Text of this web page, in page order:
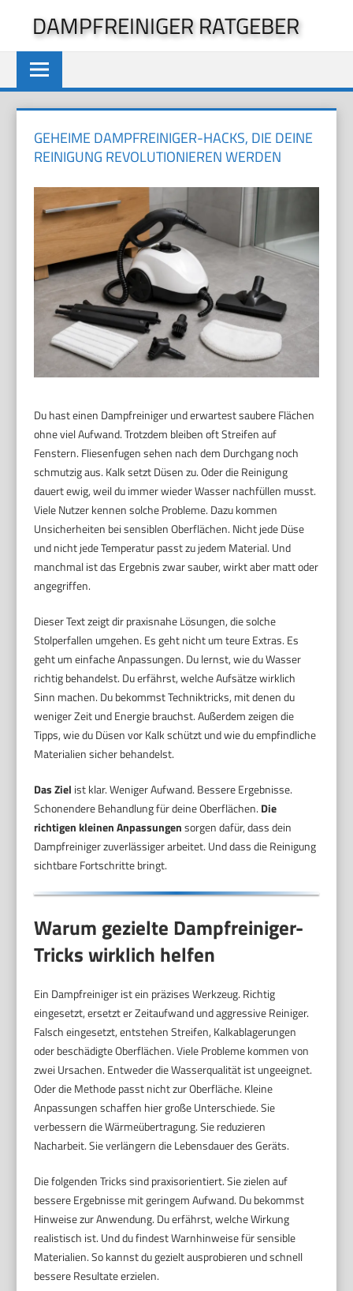
springen
DAMPFREINIGER RATGEBER
GEHEIME DAMPFREINIGER-HACKS, DIE DEINE
REINIGUNG REVOLUTIONIEREN WERDEN
Du hast einen Dampfreiniger und erwartest saubere Flächen
ohne viel Aufwand. Trotzdem bleiben oft Streifen auf
Fenstern. Fliesenfugen sehen nach dem Durchgang noch
schmutzig aus. Kalk setzt Düsen zu. Oder die Reinigung
dauert ewig, weil du immer wieder Wasser nachfüllen musst.
Viele Nutzer kennen solche Probleme. Dazu kommen
Unsicherheiten bei sensiblen Oberflächen. Nicht jede Düse
und nicht jede Temperatur passt zu jedem Material. Und
manchmal ist das Ergebnis zwar sauber, wirkt aber matt oder
angegriffen.
Dieser Text zeigt dir praxisnahe Lösungen, die solche
Stolperfallen umgehen. Es geht nicht um teure Extras. Es
geht um einfache Anpassungen. Du lernst, wie du Wasser
richtig behandelst. Du erfährst, welche Aufsätze wirklich
Sinn machen. Du bekommst Techniktricks, mit denen du
weniger Zeit und Energie brauchst. Außerdem zeigen die
Tipps, wie du Düsen vor Kalk schützt und wie du empfindliche
Materialien sicher behandelst.
Das Ziel ist klar. Weniger Aufwand. Bessere Ergebnisse.
Schonendere Behandlung für deine Oberflächen. Die
richtigen kleinen Anpassungensorgen dafür, dass dein
Dampfreiniger zuverlässiger arbeitet. Und dass die Reinigung
sichtbare Fortschritte bringt.
Warum gezielte Dampfreiniger-
Tricks wirklich helfen
Ein Dampfreiniger ist ein präzises Werkzeug. Richtig
eingesetzt, ersetzt er Zeitaufwand und aggressive Reiniger.
Falsch eingesetzt, entstehen Streifen, Kalkablagerungen
oder beschädigte Oberflächen. Viele Probleme kommen von
zwei Ursachen. Entweder die Wasserqualität ist ungeeignet.
Oder die Methode passt nicht zur Oberfläche. Kleine
Anpassungen schaffen hier große Unterschiede. Sie
verbessern die Wärmeübertragung. Sie reduzieren
Nacharbeit. Sie verlängern die Lebensdauer des Geräts.
Die folgenden Tricks sind praxisorientiert. Sie zielen auf
bessere Ergebnisse mit geringem Aufwand. Du bekommst
Hinweise zur Anwendung. Du erfährst, welche Wirkung
realistisch ist. Und du findest Warnhinweise für sensible
Materialien. So kannst du gezielt ausprobieren und schnell
bessere Resultate erzielen.